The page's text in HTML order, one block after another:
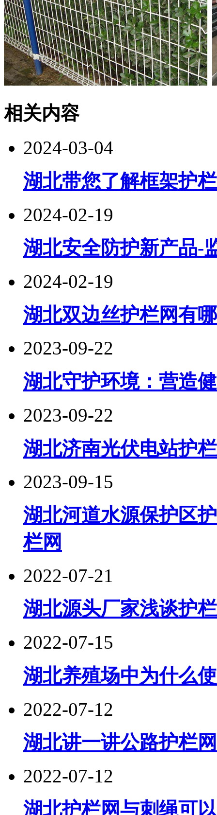
相关内容
2024-03-04
湖北带您了解框架护
2024-02-19
湖北安全防护新产品-
2024-02-19
湖北双边丝护栏网有
2023-09-22
湖北守护环境：营造
2023-09-22
湖北济南光伏电站护
2023-09-15
湖北河道水源保护区
栏网
2022-07-21
湖北源头厂家浅谈护
2022-07-15
湖北养殖场中为什么
2022-07-12
湖北讲一讲公路护栏
2022-07-12
湖北护栏网与刺绳可